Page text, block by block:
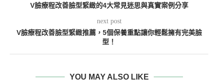
V臉療程改善臉型緊緻的4大常見迷思與真實案例分享
next post
V臉療程改善臉型緊緻推薦，5個保養重點讓你輕鬆擁有完美臉
型！
YOU MAY ALSO LIKE